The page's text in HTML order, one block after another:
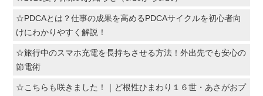
☆PDCAとは？仕事の成果を高めるPDCAサイクルを初心者向
けにわかりやすく解説！
☆旅行中のスマホ充電を長持ちさせる方法！外出先でも安心の
節電術
☆こちらも咲きました！｜ど根性ひまわり１６世・あさがおプ